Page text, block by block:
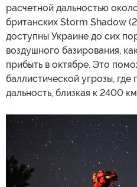
расчетной дальностью
британских Storm Shadow
доступны Украине до сих
воздушного базирования,
прибыть в октябре. Это
баллистической угрозы, где
дальность, близкая к 2400